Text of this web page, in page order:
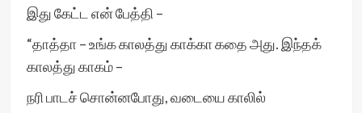
இது கேட்ட என் பேத்தி –
“தாத்தா – உங்க காலத்து காக்கா கதை அது. இந்தக்
காலத்து காகம் –
நரி பாடச் சொன்னபோது, வடையை காலில்